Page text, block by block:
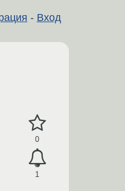
- Вход
0
1